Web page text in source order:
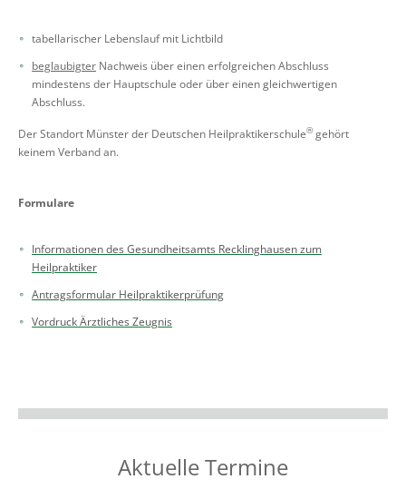
tabellarischer Lebenslauf mit Lichtbild
beglaubigter Nachweis über einen erfolgreichen Abschluss
mindestens der Hauptschule oder über einen gleichwertigen
Abschluss.
Der Standort Münster der Deutschen Heilpraktikerschule® gehört
keinem Verband an.
Formulare
Informationen des Gesundheitsamts Recklinghausen zum
Heilpraktiker
Antragsformular Heilpraktikerprüfung
Vordruck Ärztliches Zeugnis
Aktuelle Termine